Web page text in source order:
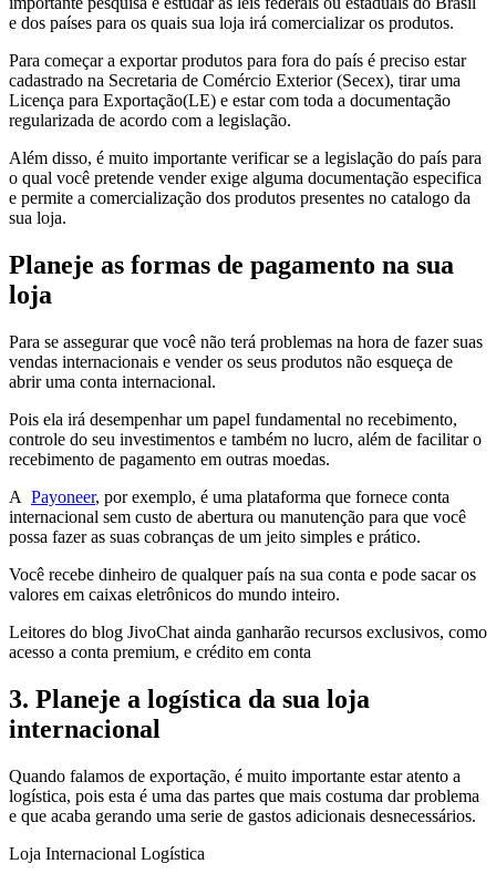
e dos países para os quais sua loja irá comercializar os produtos.
Para começar a exportar produtos para fora do país é preciso estar
cadastrado na Secretaria de Comércio Exterior (Secex), tirar uma
Licença para Exportação(LE) e estar com toda a documentação
regularizada de acordo com a legislação.
Além disso, é muito importante verificar se a legislação do país para
o qual você pretende vender exige alguma documentação especifica
e permite a comercialização dos produtos presentes no catalogo da
sua loja.
Planeje as formas de pagamento na sua
loja
Para se assegurar que você não terá problemas na hora de fazer suas
vendas internacionais e vender os seus produtos não esqueça de
abrir uma conta internacional.
Pois ela irá desempenhar um papel fundamental no recebimento,
controle do seu investimentos e também no lucro, além de facilitar o
recebimento de pagamento em outras moedas.
A Payoneer, por exemplo, é uma plataforma que fornece conta
internacional sem custo de abertura ou manutenção para que você
possa fazer as suas cobranças de um jeito simples e prático.
Você recebe dinheiro de qualquer país na sua conta e pode sacar os
valores em caixas eletrônicos do mundo inteiro.
Leitores do blog JivoChat ainda ganharão recursos exclusivos, como
acesso a conta premium, e crédito em conta
3. Planeje a logística da sua loja
internacional
Quando falamos de exportação, é muito importante estar atento a
logística, pois esta é uma das partes que mais costuma dar problema
e que acaba gerando uma serie de gastos adicionais desnecessários.
Loja Internacional Logística